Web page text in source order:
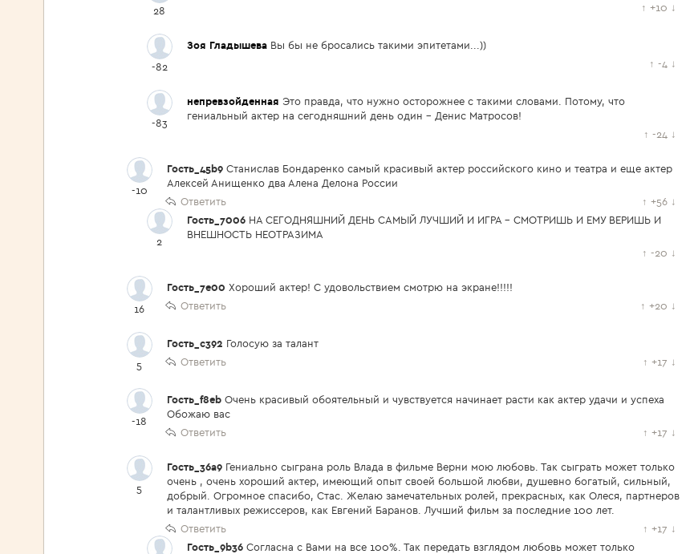
28
↑ +10 ↓
-82
Зоя Гладышева Вы бы не бросались такими эпитетами...))
↑ -4 ↓
-83
непревзойденная Это правда, что нужно осторожнее с такими словами. Потому, что
гениальный актер на сегодняшний день один - Денис Матросов!
↑ -24 ↓
-10
Гость_45b9 Станислав Бондаренко самый красивый актер российского кино и театра и еще актер
Алексей Анищенко два Алена Делона России
Ответить
↑ +56 ↓
2
Гость_7006 НА СЕГОДНЯШНИЙ ДЕНЬ САМЫЙ ЛУЧШИЙ И ИГРА - СМОТРИШЬ И ЕМУ ВЕРИШЬ И
ВНЕШНОСТЬ НЕОТРАЗИМА
↑ -20 ↓
16
Гость_7e00 Хороший актер! С удовольствием смотрю на экране!!!!!
Ответить
↑ +20 ↓
5
Гость_c392 Голосую за талант
Ответить
↑ +17 ↓
-18
Гость_f8eb Очень красивый обоятельный и чувствуется начинает расти как актер удачи и успеха
Обожаю вас
Ответить
↑ +17 ↓
5
Гость_36a9 Гениально сыграна роль Влада в фильме Верни мою любовь. Так сыграть может только
очень , очень хороший актер, имеющий опыт своей большой любви, душевно богатый, сильный,
добрый. Огромное спасибо, Стас. Желаю замечательных ролей, прекрасных, как Олеся, партнеров
и талантливых режиссеров, как Евгений Баранов. Лучший фильм за последние 100 лет.
Ответить
↑ +17 ↓
Гость_9b36 Согласна с Вами на все 100%. Так передать взглядом любовь может только